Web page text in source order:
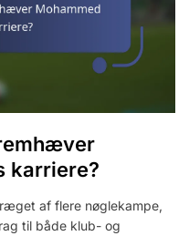
karriere?
af flere nøglekampe,
til både klub- og